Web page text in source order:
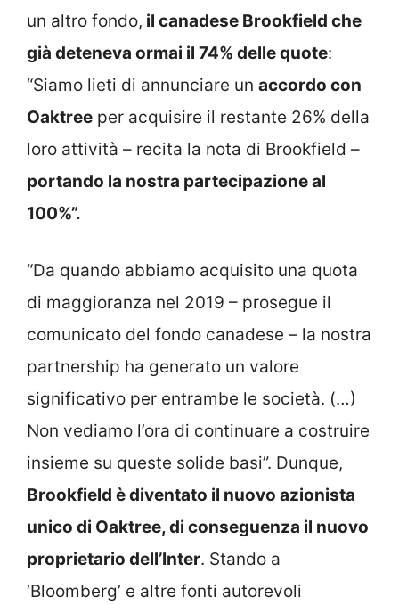
un altro fondo, il canadese Brookfield che
già deteneva ormai il 74% delle quote:
“Siamo lieti di annunciare un accordo con
Oaktree per acquisire il restante 26% della
loro attività – recita la nota di Brookfield –
portando la nostra partecipazione al
100%”.
“Da quando abbiamo acquisito una quota
di maggioranza nel 2019 – prosegue il
comunicato del fondo canadese – la nostra
partnership ha generato un valore
significativo per entrambe le società. (…)
Non vediamo l’ora di continuare a costruire
insieme su queste solide basi”. Dunque,
Brookfield è diventato il nuovo azionista
unico di Oaktree, di conseguenza il nuovo
proprietario dell’Inter. Stando a
‘Bloomberg’ e altre fonti autorevoli